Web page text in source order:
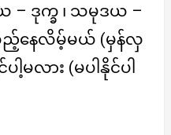
ဒုက္ခ ၊ သမုဒယ –
ည့်နေလိမ့်မယ် (မှန်လှ
ပါ့မလား (မပါနိုင်ပါ